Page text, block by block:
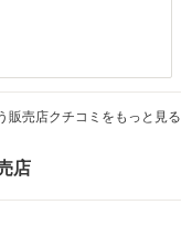
販売店クチコミをもっと見る
店